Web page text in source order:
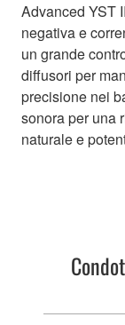
Advanced YST
negativa e
un grande
diffusori per
precisione nei
sonora per una
naturale e